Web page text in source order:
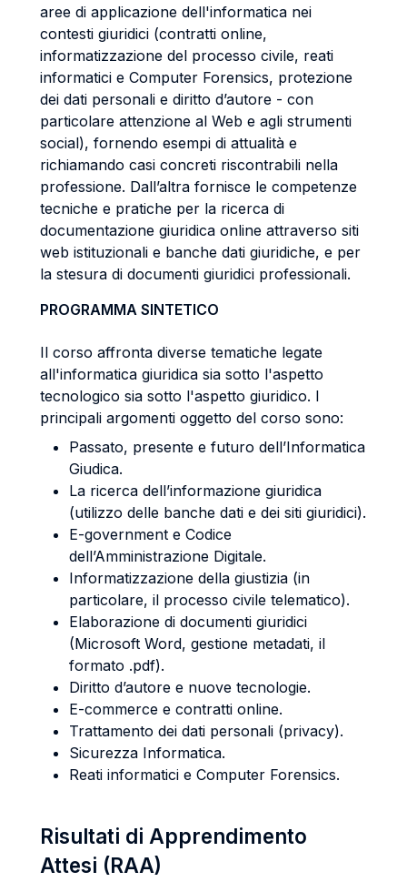
aree di applicazione dell'informatica nei
contesti giuridici (contratti online,
informatizzazione del processo civile, reati
informatici e Computer Forensics, protezione
dei dati personali e diritto d’autore - con
particolare attenzione al Web e agli strumenti
social), fornendo esempi di attualità e
richiamando casi concreti riscontrabili nella
professione. Dall’altra fornisce le competenze
tecniche e pratiche per la ricerca di
documentazione giuridica online attraverso siti
web istituzionali e banche dati giuridiche, e per
la stesura di documenti giuridici professionali.
PROGRAMMA SINTETICO
Il corso affronta diverse tematiche legate
all'informatica giuridica sia sotto l'aspetto
tecnologico sia sotto l'aspetto giuridico. I
principali argomenti oggetto del corso sono:
Passato, presente e futuro dell’Informatica
Giudica.
La ricerca dell’informazione giuridica
(utilizzo delle banche dati e dei siti giuridici).
E-government e Codice
dell’Amministrazione Digitale.
Informatizzazione della giustizia (in
particolare, il processo civile telematico).
Elaborazione di documenti giuridici
(Microsoft Word, gestione metadati, il
formato .pdf).
Diritto d’autore e nuove tecnologie.
E-commerce e contratti online.
Trattamento dei dati personali (privacy).
Sicurezza Informatica.
Reati informatici e Computer Forensics.
Risultati di Apprendimento
Attesi (RAA)